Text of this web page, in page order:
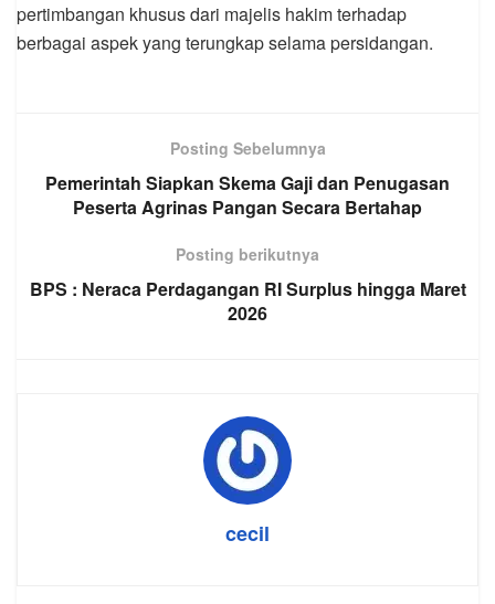
pertimbangan khusus dari majelis hakim terhadap
berbagai aspek yang terungkap selama persidangan.
Posting Sebelumnya
Pemerintah Siapkan Skema Gaji dan Penugasan
Peserta Agrinas Pangan Secara Bertahap
Posting berikutnya
BPS : Neraca Perdagangan RI Surplus hingga Maret
2026
cecil